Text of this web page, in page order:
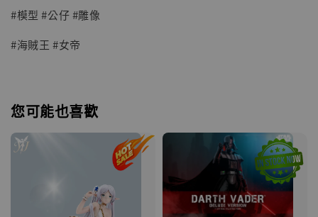
#模型 #公仔 #雕像
#海賊王 #女帝
您可能也喜歡